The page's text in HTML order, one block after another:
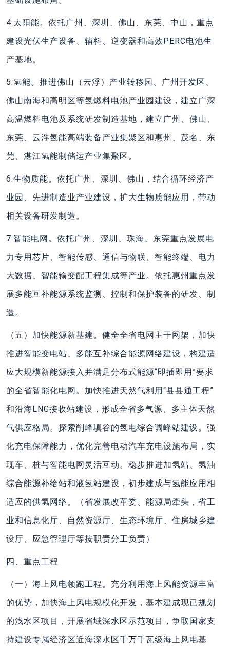
4.太阳能。依托广州、深圳、佛山、东莞、中山，重点
建设光伏生产设备、辅料、逆变器和高效PERC电池生
产基地。
5.氢能。推进佛山（云浮）产业转移园、广州开发区、
佛山南海和高明区等氢燃料电池产业园建设，建立广深
高温燃料电池及系统研发制造基地，建立广州、佛山、
东莞、云浮氢能高端装备产业集聚区和惠州、茂名、东
莞、湛江氢能制储运产业集聚区。
6.生物质能。依托广州、深圳、佛山，结合循环经济产
业园、先进制造业产业建设，扩大生物质能应用，带动
相关设备研发制造。
7.智能电网。依托广州、深圳、珠海、东莞重点发展电
力专用芯片、智能传感、通信与物联、智能终端、电力
大数据、智能输变配工程集成等产业。依托惠州重点发
展多能互补能源系统监测、控制和保护装备的研发、制
造。
（五）加快能源新基建。健全全省电网主干网架，加快
推进智能变电站、多能互补综合能源网络建设，构建适
应大规模新能源接入并满足分布式能源“即插即用”要求
的全省智能化电网。加快推进天然气利用“县县通工程”
和沿海LNG接收站建设，形成全省多气源、多主体天然
气供应格局。探索削峰填谷的氢电综合调峰站建设。强
化充电保障能力，优化完善电动汽车充电设施布局，实
现车、桩与智能电网灵活互动。稳步推进加氢站、氢油
综合能源补给站和液氢站建设，初步建成与氢能应用相
适应的供氢网络。（省发展改革委、能源局牵头，省工
业和信息化厅、自然资源厅、生态环境厅、住房城乡建
设厅、应急管理厅等按职责分工负责）
四、重点工程
（一）海上风电领跑工程。充分利用海上风能资源丰富
的优势，加快海上风电规模化开发，基本建成现已规划
的浅水区项目，开展省域深水区示范项目，争取国家支
持建设专属经济区近海深水区千万千瓦级海上风电基